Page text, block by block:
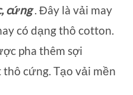
cứng. Đây là vải may
có dạng thô cotton.
pha thêm sợi
cứng. Tạo vải mền